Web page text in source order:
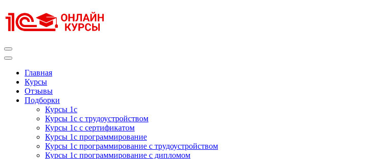
к
содержимому
Главная
Курсы
Отзывы
Подборки
Курсы 1с
Курсы 1с с трудоустройством
Курсы 1с с сертификатом
Курсы 1с программирование
Курсы 1с программирование с трудоустройством
Курсы 1с программирование с дипломом